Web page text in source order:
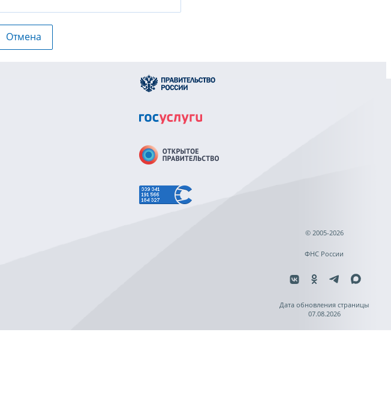
Отмена
© 2005-2026
ФНС России
Дата обновления страницы
07.08.2026